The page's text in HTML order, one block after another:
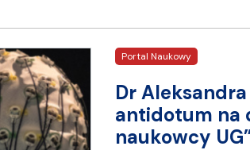
Portal Naukowy
Dr
antidotum na
naukowcy